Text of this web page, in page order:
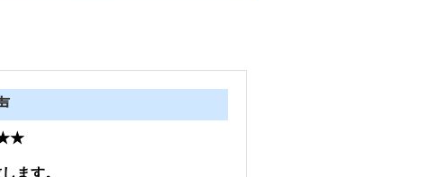
ます。